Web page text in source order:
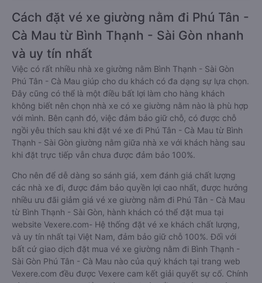
Cách đặt vé xe giường nằm đi Phú Tân -
Cà Mau từ Bình Thạnh - Sài Gòn nhanh
và uy tín nhất
Việc có rất nhiều nhà xe giường nằm Bình Thạnh - Sài Gòn
Phú Tân - Cà Mau giúp cho du khách có đa dạng sự lựa chọn.
Đây cũng có thể là một điều bất lợi làm cho hàng khách
không biết nên chọn nhà xe có xe giường nằm nào là phù hợp
với mình. Bên cạnh đó, việc đảm bảo giữ chỗ, có được chỗ
ngồi yêu thích sau khi đặt vé xe đi Phú Tân - Cà Mau từ Bình
Thạnh - Sài Gòn giường nằm giữa nhà xe với khách hàng sau
khi đặt trực tiếp vẫn chưa được đảm bảo 100%.
Cho nên để dễ dàng so sánh giá, xem đánh giá chất lượng
các nhà xe đi, được đảm bảo quyền lợi cao nhất, được hưởng
nhiều ưu đãi giảm giá vé xe giường nằm đi Phú Tân - Cà Mau
từ Bình Thạnh - Sài Gòn, hành khách có thể đặt mua tại
website Vexere.com- Hệ thống đặt vé xe khách chất lượng,
và uy tín nhất tại Việt Nam, đảm bảo giữ chỗ 100%. Đối với
bất cứ giao dịch đặt mua vé xe giường nằm đi Bình Thạnh -
Sài Gòn Phú Tân - Cà Mau nào của quý khách tại trang web
Vexere.com đều được Vexere cam kết giải quyết sự cố. Chính